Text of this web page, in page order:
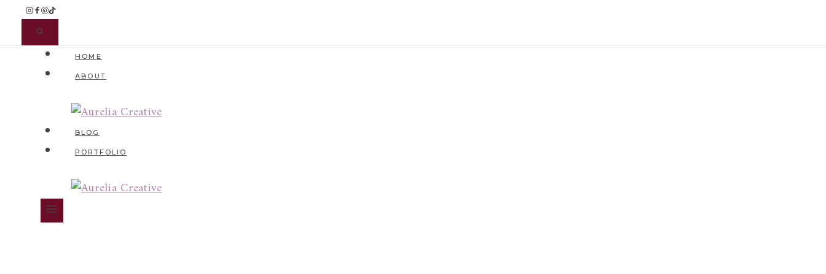
springen
HOME
ABOUT
BLOG
PORTFOLIO